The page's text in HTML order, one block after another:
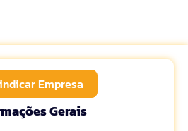
Empresa
Gerais